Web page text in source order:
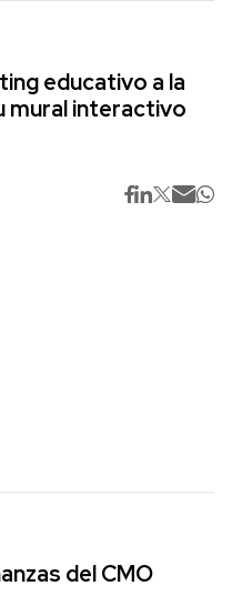
educativo a la
mural interactivo
del CMO